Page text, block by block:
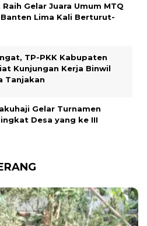
Gelar Juara Umum MTQ
Banten Lima Kali Berturut-
TP-PKK Kabupaten
Kunjungan Kerja Binwil
Tanjakan
Gelar Turnamen
Desa yang ke III